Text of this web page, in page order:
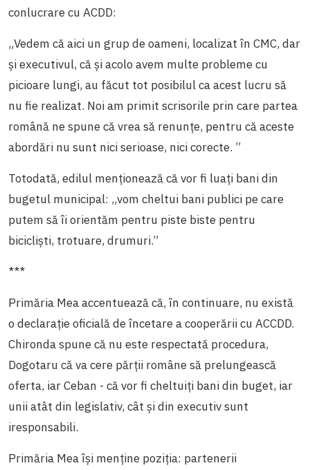
conlucrare cu ACDD:
„Vedem că aici un grup de oameni, localizat în CMC, dar
și executivul, că și acolo avem multe probleme cu
picioare lungi, au făcut tot posibilul ca acest lucru să
nu fie realizat. Noi am primit scrisorile prin care partea
română ne spune că vrea să renunțe, pentru că aceste
abordări nu sunt nici serioase, nici corecte. ”
Totodată, edilul menționează că vor fi luați bani din
bugetul municipal: „vom cheltui bani publici pe care
putem să îi orientăm pentru piste biste pentru
bicicliști, trotuare, drumuri.”
***
Primăria Mea accentuează că, în continuare, nu există
o declarație oficială de încetare a cooperării cu ACCDD.
Chironda spune că nu este respectată procedura,
Dogotaru că va cere părții române să prelungească
oferta, iar Ceban - că vor fi cheltuiți bani din buget, iar
unii atât din legislativ, cât și din executiv sunt
iresponsabili.
Primăria Mea își menține poziția: partenerii